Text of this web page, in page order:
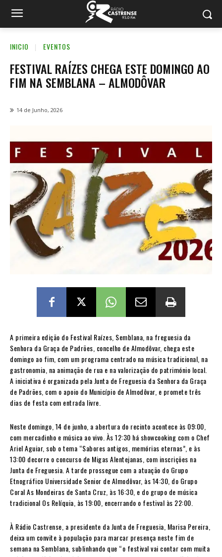
INICIO EVENTOS
FESTIVAL RAÍZES CHEGA ESTE DOMINGO AO
FIM NA SEMBLANA – ALMODÔVAR
14 de Junho, 2026
A primeira edição do Festival Raízes, Semblana, na freguesia da
Senhora da Graça de Padrões, concelho de Almodôvar, chega este
domingo ao fim, com um programa centrado na música tradicional, na
gastronomia, na animação de rua e na valorização do património local.
A iniciativa é organizada pela Junta de Freguesia da Senhora da Graça
de Padrões, com o apoio do Município de Almodôvar, e promete três
dias de festa com entrada livre.
Neste domingo, 14 de junho, a abertura do recinto acontece às 09:00,
com mercadinho e música ao vivo. Às 12:30 há showcooking com o Chef
Ariel Aguiar, sob o tema “Sabores antigos, memórias eternas”, e às
13:00 decorre o concurso de Migas Alentejanas, com inscrições na
Junta de Freguesia. A tarde prossegue com a atuação do Grupo
Etnográfico Universidade Senior de Almodôvar, às 14:30, do Grupo
Coral As Mondeiras de Santa Cruz, às 16:30, e do grupo de música
tradicional Os Relíquia, às 19:00, encerrando o festival às 22:00.
À Rádio Castrense, a presidente da Junta de Freguesia, Marisa Pereira,
deixa um convite à população para marcar presença neste fim de
semana na Semblana, sublinhando que “o festival vai contar com muita